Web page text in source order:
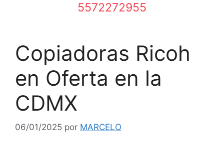
5572272955
Copiadoras Ricoh
en Oferta en la
CDMX
06/01/2025 por MARCELO